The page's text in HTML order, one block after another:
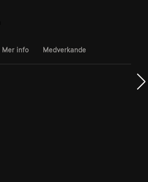
Mer info Medverkande